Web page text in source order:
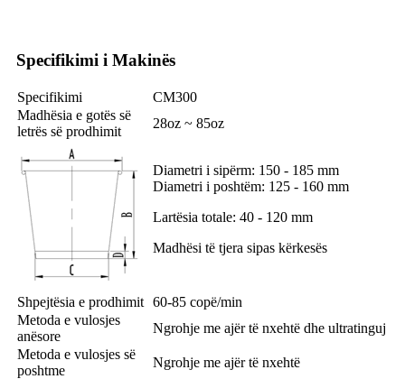
Specifikimi i Makinës
Specifikimi
CM300
Madhësia e gotës së
letrës së prodhimit
28oz ~ 85oz
Diametri i sipërm: 150 - 185 mm
Diametri i poshtëm: 125 - 160 mm
Lartësia totale: 40 - 120 mm
Madhësi të tjera sipas kërkesës
Shpejtësia e prodhimit 60-85 copë/min
Metoda e vulosjes
anësore
Ngrohje me ajër të nxehtë dhe ultratinguj
Metoda e vulosjes së
poshtme
Ngrohje me ajër të nxehtë